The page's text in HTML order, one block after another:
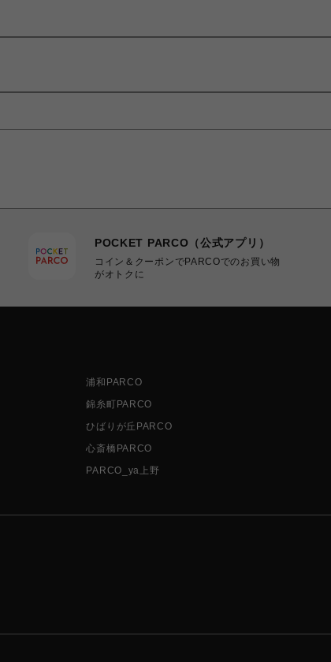
POCKET PARCO（公式アプリ）
コイン＆クーポンでPARCOでのお買い物
がオトクに
浦和PARCO
錦糸町PARCO
ひばりが丘PARCO
心斎橋PARCO
PARCO_ya上野